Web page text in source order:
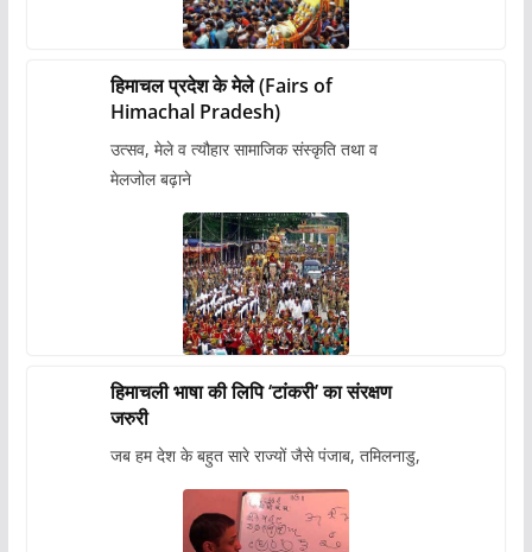
हिमाचल प्रदेश के मेले (Fairs of
Himachal Pradesh)
उत्सव, मेले व त्यौहार सामाजिक संस्कृति तथा व
मेलजोल बढ़ाने
हिमाचली भाषा की लिपि ‘टांकरी’ का संरक्षण
जरुरी
जब हम देश के बहुत सारे राज्यों जैसे पंजाब, तमिलनाडु,